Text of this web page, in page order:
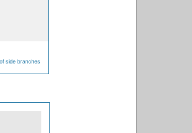
side branches